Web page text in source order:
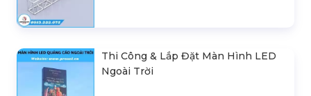
Thi Công & Lắp Đặt Màn Hình LED
Ngoài Trời